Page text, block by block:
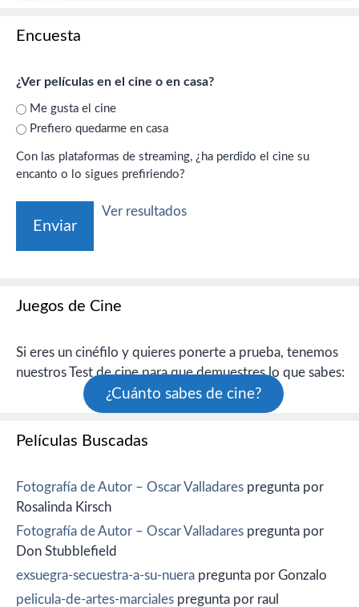
Encuesta
¿Ver películas en el cine o en casa?
Me gusta el cine
Prefiero quedarme en casa
Con las plataformas de streaming, ¿ha perdido el cine su
encanto o lo sigues prefiriendo?
Ver resultados
Juegos de Cine
Si eres un cinéfilo y quieres ponerte a prueba, tenemos
nuestros Test de cine para que demuestres lo que sabes:
¿Cuánto sabes de cine?
Películas Buscadas
Fotografía de Autor – Oscar Valladares pregunta por
Rosalinda Kirsch
Fotografía de Autor – Oscar Valladares pregunta por
Don Stubblefield
exsuegra-secuestra-a-su-nuera pregunta por Gonzalo
pelicula-de-artes-marciales pregunta por raul